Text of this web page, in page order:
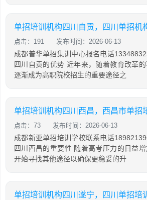
单招培训机构四川自贡，四川单招机
点击：191 发布时间：2026-06-13
成都普华单招集训中心报名电话
四川自贡的优势 近年来，随着教育改革
逐渐成为高职院校招生的重要途径之
单招培训机构四川西昌，西昌市单招
点击：73 发布时间：2026-06-13
成都新亚单招培训学校联系电话
四川西昌的重要性 随着高考压力的日益
开始寻找其他途径以确保更稳妥的升
单招培训机构四川遂宁，四川单招培